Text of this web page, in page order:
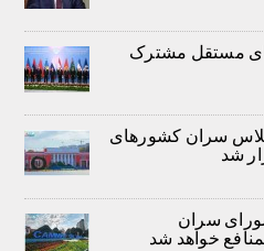
مستقل مشترک
سران کشورهای
شد
سران
خواهد شد